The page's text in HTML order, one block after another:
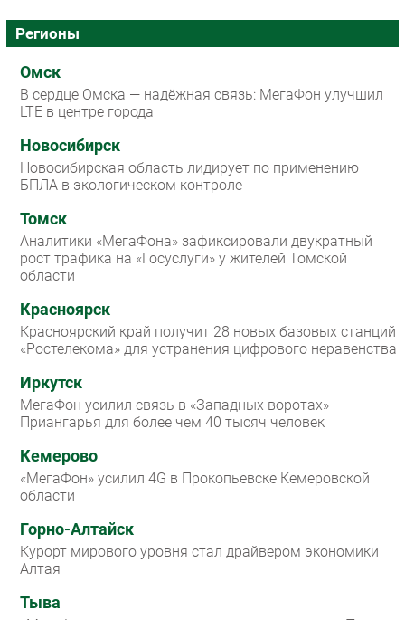
Регионы
Омск
В сердце Омска — надёжная связь: МегаФон улучшил
LTE в центре города
Новосибирск
Новосибирская область лидирует по применению
БПЛА в экологическом контроле
Томск
Аналитики «МегаФона» зафиксировали двукратный
рост трафика на «Госуслуги» у жителей Томской
области
Красноярск
Красноярский край получит 28 новых базовых станций
«Ростелекома» для устранения цифрового неравенства
Иркутск
МегаФон усилил связь в «Западных воротах»
Приангарья для более чем 40 тысяч человек
Кемерово
«МегаФон» усилил 4G в Прокопьевске Кемеровской
области
Горно-Алтайск
Курорт мирового уровня стал драйвером экономики
Алтая
Тыва